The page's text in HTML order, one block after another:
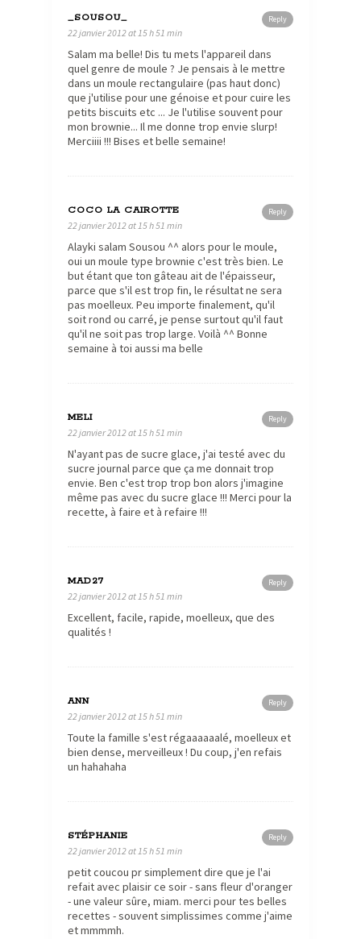
Reply
_SOUSOU_
22 janvier 2012 at 15 h 51 min
Salam ma belle! Dis tu mets l'appareil dans
quel genre de moule ? Je pensais à le mettre
dans un moule rectangulaire (pas haut donc)
que j'utilise pour une génoise et pour cuire les
petits biscuits etc ... Je l'utilise souvent pour
mon brownie... Il me donne trop envie slurp!
Merciiii !!! Bises et belle semaine!
Reply
COCO LA CAIROTTE
22 janvier 2012 at 15 h 51 min
Alayki salam Sousou ^^ alors pour le moule,
oui un moule type brownie c'est très bien. Le
but étant que ton gâteau ait de l'épaisseur,
parce que s'il est trop fin, le résultat ne sera
pas moelleux. Peu importe finalement, qu'il
soit rond ou carré, je pense surtout qu'il faut
qu'il ne soit pas trop large. Voilà ^^ Bonne
semaine à toi aussi ma belle
Reply
MELI
22 janvier 2012 at 15 h 51 min
N'ayant pas de sucre glace, j'ai testé avec du
sucre journal parce que ça me donnait trop
envie. Ben c'est trop trop bon alors j'imagine
même pas avec du sucre glace !!! Merci pour la
recette, à faire et à refaire !!!
Reply
MAD27
22 janvier 2012 at 15 h 51 min
Excellent, facile, rapide, moelleux, que des
qualités !
Reply
ANN
22 janvier 2012 at 15 h 51 min
Toute la famille s'est régaaaaaalé, moelleux et
bien dense, merveilleux ! Du coup, j'en refais
un hahahaha
Reply
STÉPHANIE
22 janvier 2012 at 15 h 51 min
petit coucou pr simplement dire que je l'ai
refait avec plaisir ce soir - sans fleur d'oranger
- une valeur sûre, miam. merci pour tes belles
recettes - souvent simplissimes comme j'aime
et mmmmh.